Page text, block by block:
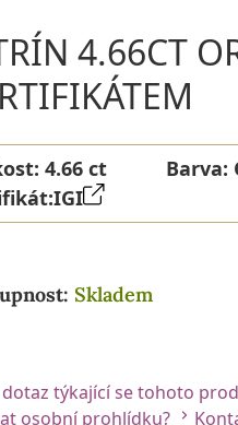
4.66CT
4.66 ct Barva:
IGI
Skladem
týkající se tohoto
osobní prohlídku?